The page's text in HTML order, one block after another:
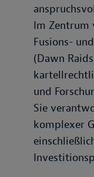
Im Zentrum
Fusions-
(Dawn
und
Sie
komplexer